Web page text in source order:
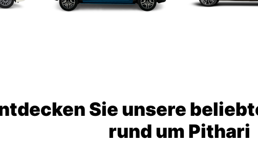
Sie unsere
rund um Pithari